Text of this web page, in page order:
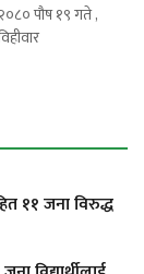
पौष १९ गते ,
११ जना विरुद्ध